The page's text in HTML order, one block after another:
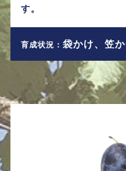
す。
育成状況： 袋かけ、笠